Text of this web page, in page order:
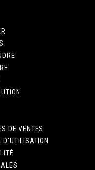
DE VENTES
D'UTILISATION